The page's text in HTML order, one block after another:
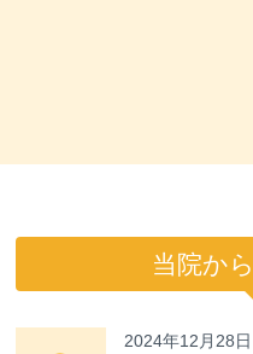
当院か
2024年12月28日